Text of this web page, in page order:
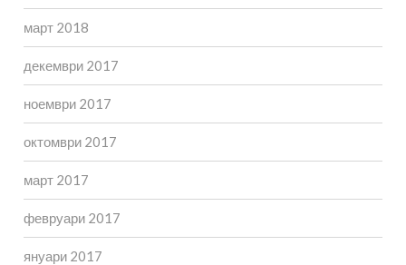
март 2018
декември 2017
ноември 2017
октомври 2017
март 2017
февруари 2017
януари 2017